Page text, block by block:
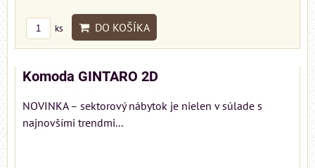
ks DO KOŠÍKA
Komoda GINTARO 2D
NOVINKA – sektorový nábytok je nielen v súlade s
najnovšími trendmi...